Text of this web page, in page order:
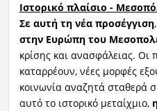
Ιστορικό πλαίσιο -
Σε αυτή τη νέα προσέγγιση,
στην Ευρώπη του
κρίσης και ανασφάλειας. Οι
καταρρέουν, νέες μορφές
κοινωνία αναζητά σταθερά
αυτό το ιστορικό μεταίχμιο,